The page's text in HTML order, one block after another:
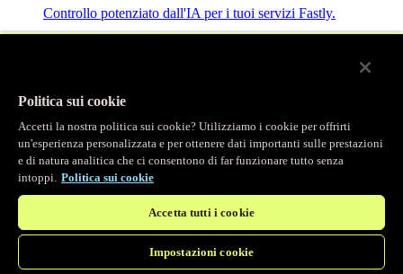
Controllo potenziato dall'IA per i tuoi servizi Fastly.
Main menu
/ Prodotti
Osservabilità
Logging in tempo reale
Politica sui cookie
Accetti la nostra politica sui cookie? Utilizziamo i cookie per offrirti
un'esperienza personalizzata e per ottenere dati importanti sulle prestazioni
e di natura analitica che ci consentono di far funzionare tutto senza
intoppi. Politica sui cookie
Accetta tutti i cookie
Impostazioni cookie